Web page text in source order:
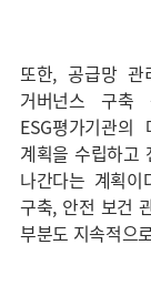
또한, 공급망
거버넌스 구축
ESG평가기관
계획을 수립하고
나간다는 계획
구축, 안전 보건
부분도 지속적으